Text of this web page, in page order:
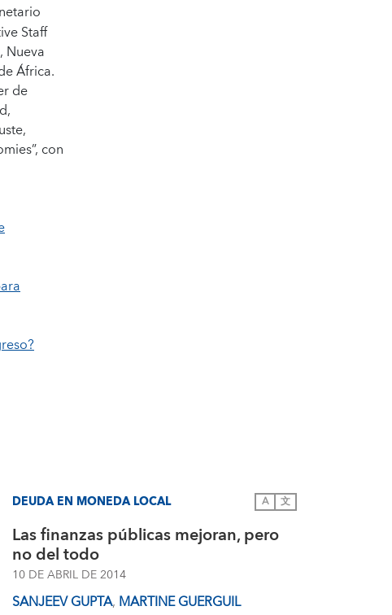
Staff
Nueva
África.
de
con
DEUDA EN MONEDA LOCAL A 文
Las finanzas públicas mejoran, pero
no del todo
10 DE ABRIL DE 2014
SANJEEV GUPTA, MARTINE GUERGUIL